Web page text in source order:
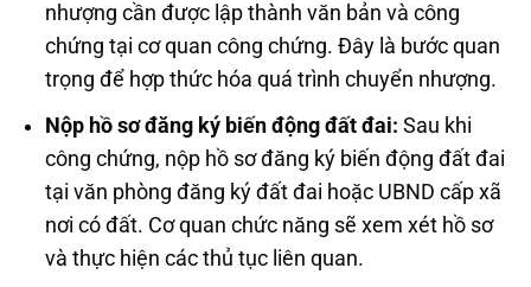
nhượng cần được lập thành văn bản và công
chứng tại cơ quan công chứng. Đây là bước quan
trọng để hợp thức hóa quá trình chuyển nhượng.
Nộp hồ sơ đăng ký biến động đất đai: Sau khi
công chứng, nộp hồ sơ đăng ký biến động đất đai
tại văn phòng đăng ký đất đai hoặc UBND cấp xã
nơi có đất. Cơ quan chức năng sẽ xem xét hồ sơ
và thực hiện các thủ tục liên quan.